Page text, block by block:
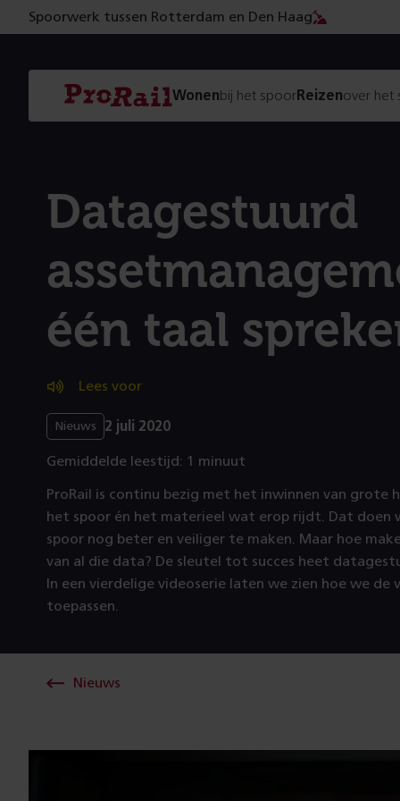
Spoorwerk tussen Rotterdam en Den Haag
Navigatie
Homepage
ProRail
Wonenbij het spoorReizenover het
Datagestuurd
één taal
Lees voor
Nieuws 2 juli 2020
Gemiddelde leestijd: 1 minuut
ProRail is continu bezig met het inwinnen van grote
het spoor én het materieel wat erop rijdt. Dat doen
spoor nog beter en veiliger te maken. Maar hoe
van al die data? De sleutel tot succes heet
In een vierdelige videoserie laten we zien hoe we de
toepassen.
Nieuws